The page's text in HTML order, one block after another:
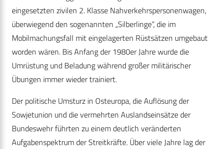
eingesetzten zivilen 2. Klasse Nahverkehrspersonenwagen,
überwiegend den sogenannten „Silberlinge“, die im
Mobilmachungsfall mit eingelagerten Rüstsätzen umgebaut
worden wären. Bis Anfang der 1980er Jahre wurde die
Umrüstung und Beladung während großer militärischer
Übungen immer wieder trainiert.
Der politische Umsturz in Osteuropa, die Auflösung der
Sowjetunion und die vermehrten Auslandseinsätze der
Bundeswehr führten zu einem deutlich veränderten
Aufgabenspektrum der Streitkräfte. Über viele Jahre lag der